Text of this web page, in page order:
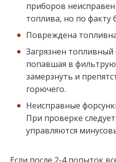
приборов
топлива, но по факту
Повреждена
Загрязнен
попавшая в
замерзнуть и
горючего.
Неисправные
При проверке
управляются